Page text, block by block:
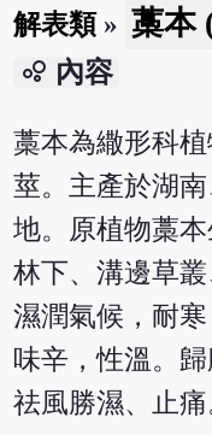
解表類» 藁本
bubble_chart 內容
藁本為繖形科
莖。主產於湖
地。原植物藁
林下、溝邊草
濕潤氣候，耐寒
味辛，性溫。歸
祛風勝濕、止痛